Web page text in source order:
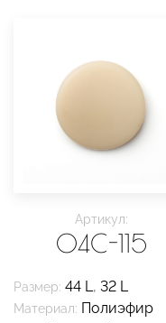
Артикул:
04C-115
Размер: 44 L, 32 L
Материал: Полиэфир